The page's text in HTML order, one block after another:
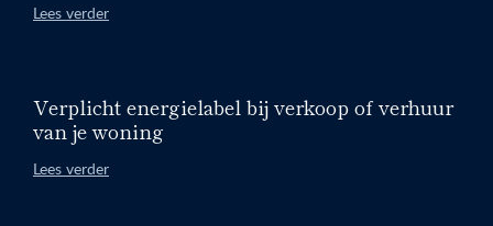
Lees verder
Verplicht energielabel bij verkoop of verhuur
van je woning
Lees verder